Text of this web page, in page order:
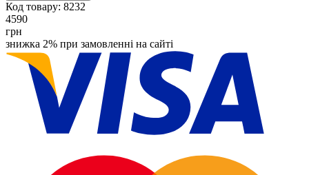
Код товару: 8232
4590
грн
знижка 2% при замовленні на сайті